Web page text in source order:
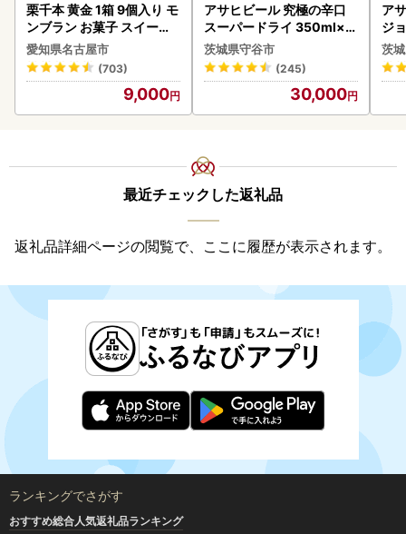
栗千本 黄金 1箱 9個入り モ
ンブラン お菓子 スイーツ
デザート モンブラン 人気
愛知県名古屋市
(703)
9,000
アサヒビール 究極の辛口
スーパードライ 350ml×4
8本 ビール
茨城県守谷市
(245)
30,000
ア
ジ
(1ケース)
ビ
茨
最近チェックした返礼品
返礼品詳細ページの閲覧で、ここに履歴が表示されます。
ランキングでさがす
おすすめ総合人気返礼品ランキング